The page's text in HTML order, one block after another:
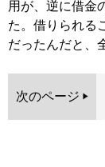
用が、逆に借金
た。借りられる
だったんだと、
次のページ